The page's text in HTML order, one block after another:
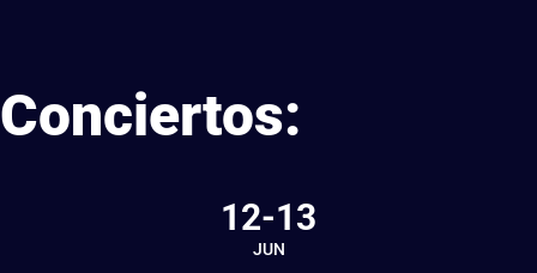
Conciertos:
12-13
JUN